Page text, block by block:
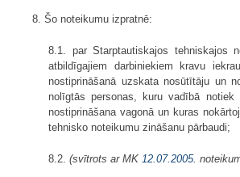
8. Šo noteikumu izpratnē:
8.1. par Starptautiskajos tehniskajos
atbildīgajiem darbiniekiem kravu
nostiprināšanā uzskata nosūtītāju un
nolīgtās personas, kuru vadībā notiek
nostiprināšana vagonā un kuras
tehnisko noteikumu zināšanu pārbaudi;
8.2. (svītrots ar MK 12.07.2005.